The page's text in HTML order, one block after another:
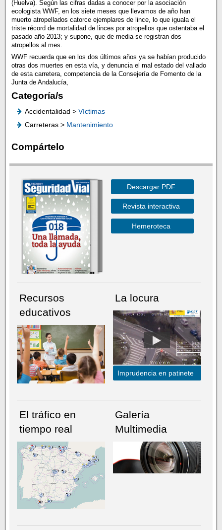
(Huelva). Según las cifras dadas a conocer por la asociación
ecologista WWF, en los siete meses que llevamos de año han
muerto atropellados catorce ejemplares de lince, lo que iguala el
triste récord de mortalidad de linces por atropellos que ostentaba el
pasado año 2013; y supone, que de media se registran dos
atropellos al mes.
WWF recuerda que en los dos últimos años ya se habían producido
otras dos muertes en esta vía, y denuncia el mal estado del vallado
de esta carretera, competencia de la Consejería de Fomento de la
Junta de Andalucía,
Categoría/s
Accidentalidad > Víctimas
Carreteras > Mantenimiento
Compártelo
NÚMERO ACTUALHEMEROTECA
Descargar PDF
Revista interactiva
Hemeroteca
Recursos
educativos
La locura
Imprudencia en patinete
El tráfico en
tiempo real
Galería
Multimedia